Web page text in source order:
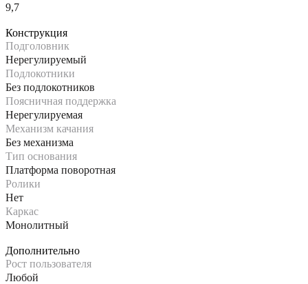
9,7
Конструкция
Подголовник
Нерегулируемый
Подлокотники
Без подлокотников
Поясничная поддержка
Нерегулируемая
Механизм качания
Без механизма
Тип основания
Платформа поворотная
Ролики
Нет
Каркас
Монолитный
Дополнительно
Рост пользователя
Любой